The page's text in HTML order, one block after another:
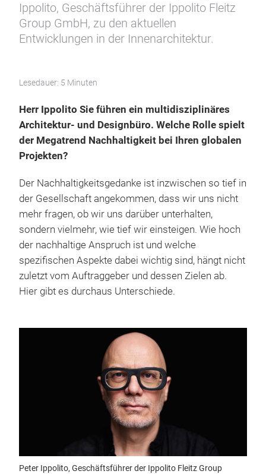
Ippolito, Geschäftsführer der Ippolito Fleitz
Group GmbH, zu den aktuellen
Entwicklungen in der Innenarchitektur.
Lesedauer: 5 Minuten
Herr Ippolito Sie führen ein multidisziplinäres
Architektur- und Designbüro. Welche Rolle spielt
der Megatrend Nachhaltigkeit bei Ihren globalen
Projekten?
Der Nachhaltigkeitsgedanke ist inzwischen so tief in
der Gesellschaft angekommen, dass wir uns nicht
mehr fragen, ob wir uns darüber unterhalten,
sondern vielmehr, wie tief wir einsteigen. Wie hoch
der nachhaltige Anspruch ist und welche
spezifischen Aspekte dabei wichtig sind, hängt nicht
zuletzt vom Auftraggeber und dessen Zielen ab.
Hier gibt es durchaus Unterschiede.
Peter Ippolito, Geschäftsführer der Ippolito Fleitz Group